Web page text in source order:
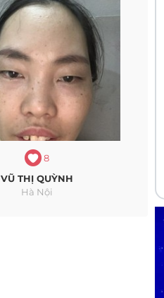
8
VŨ THỊ QUỲNH
Hà Nội